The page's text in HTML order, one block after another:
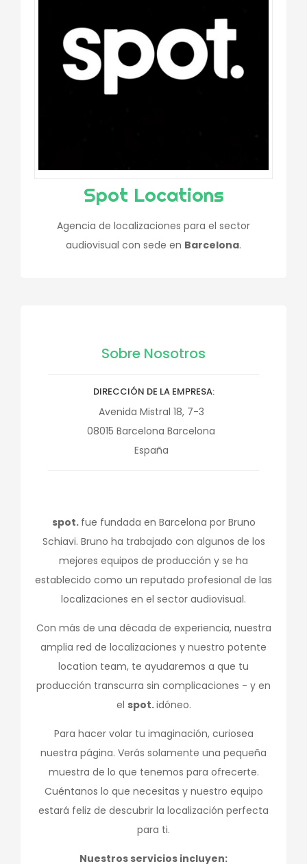
Spot Locations
Agencia de localizaciones para el sector
audiovisual con sede en Barcelona.
Sobre Nosotros
DIRECCIÓN DE LA EMPRESA
Avenida Mistral 18, 7-3
08015 Barcelona Barcelona
España
spot. fue fundada en Barcelona por Bruno
Schiavi. Bruno ha trabajado con algunos de los
mejores equipos de producción y se ha
establecido como un reputado profesional de las
localizaciones en el sector audiovisual.
Con más de una década de experiencia, nuestra
amplia red de localizaciones y nuestro potente
location team, te ayudaremos a que tu
producción transcurra sin complicaciones - y en
el spot.idóneo.
Para hacer volar tu imaginación, curiosea
nuestra página. Verás solamente una pequeña
muestra de lo que tenemos para ofrecerte.
Cuéntanos lo que necesitas y nuestro equipo
estará feliz de descubrir la localización perfecta
para ti.
Nuestros servicios incluyen: